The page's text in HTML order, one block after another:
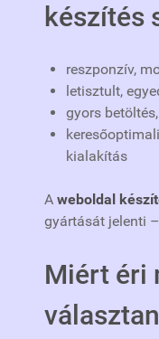
készítés
reszponzív,
letisztult,
gyors
kialakítás
A weboldal
gyártását jelenti
Miért éri